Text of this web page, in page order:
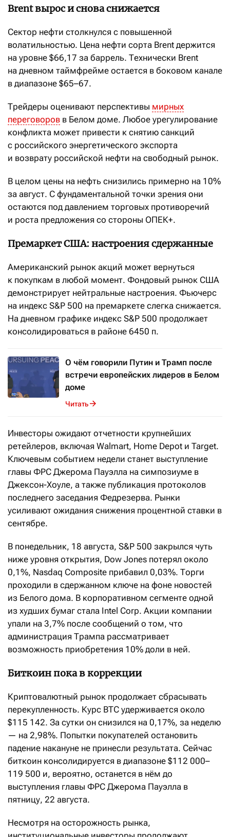
Brent вырос и снова снижается
Сектор нефти столкнулся с повышенной
волатильностью. Цена нефти сорта Brent держится
на уровне $66,17 за баррель. Технически Brent
на дневном таймфрейме остается в боковом канале
в диапазоне $65–67.
Трейдеры оценивают перспективы мирных
переговоров в Белом доме. Любое урегулирование
конфликта может привести к снятию санкций
с российского энергетического экспорта
и возврату российской нефти на свободный рынок.
В целом цены на нефть снизились примерно на 10%
за август. С фундаментальной точки зрения они
остаются под давлением торговых противоречий
и роста предложения со стороны ОПЕК+.
Премаркет США: настроения сдержанные
Американский рынок акций может вернуться
к покупкам в любой момент. Фондовый рынок США
демонстрирует нейтральные настроения. Фьючерс
на индекс S&P 500 на премаркете слегка снижается.
На дневном графике индекс S&P 500 продолжает
консолидироваться в районе 6450 п.
О чём говорили Путин и Трамп после
встречи европейских лидеров в Белом
доме
Читать
Инвесторы ожидают отчетности крупнейших
ретейлеров, включая Walmart, Home Depot и Target.
Ключевым событием недели станет выступление
главы ФРС Джерома Пауэлла на симпозиуме в
Джексон-Хоуле, а также публикация протоколов
последнего заседания Федрезерва. Рынки
усиливают ожидания снижения процентной ставки в
сентябре.
В понедельник, 18 августа, S&P 500 закрылся чуть
ниже уровня открытия, Dow Jones потерял около
0,1%, Nasdaq Composite прибавил 0,03%. Торги
проходили в сдержанном ключе на фоне новостей
из Белого дома. В корпоративном сегменте одной
из худших бумаг стала Intel Corp. Акции компании
упали на 3,7% после сообщений о том, что
администрация Трампа рассматривает
возможность приобретения 10% доли в ней.
Биткоин пока в коррекции
Криптовалютный рынок продолжает сбрасывать
перекупленность. Курс BTC удерживается около
$115 142. За сутки он снизился на 0,17%, за неделю
— на 2,98%. Попытки покупателей остановить
падение накануне не принесли результата. Сейчас
биткоин консолидируется в диапазоне $112 000–
119 500 и, вероятно, останется в нём до
выступления главы ФРС Джерома Пауэлла в
пятницу, 22 августа.
Несмотря на осторожность рынка,